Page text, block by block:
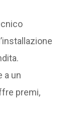
a un
premi,